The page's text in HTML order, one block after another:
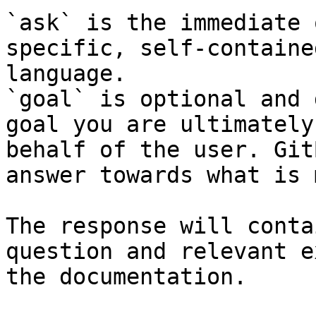
`ask` is the
specific, self-
language.
`goal` is optional and
goal you are
behalf of the user.
answer towards what
The response will
question and relevant
the documentation.